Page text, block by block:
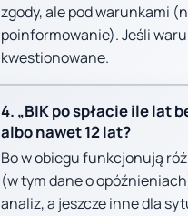
zgody, ale pod warunkami
poinformowanie). Jeśli
kwestionowane.
4. „BIK po spłacie ile lat
albo nawet 12 lat?
Bo w obiegu funkcjonują
(w tym dane o
analiz, a jeszcze inne dla